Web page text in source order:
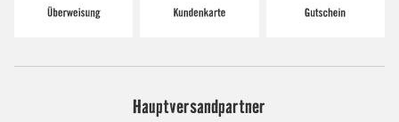
Hauptversandpartner